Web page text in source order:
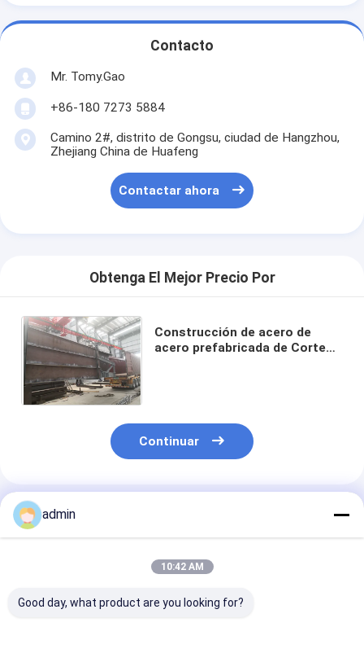
Contacto
Mr. Tomy.Gao
+86-180 7273 5884
Camino 2#, distrito de Gongsu, ciudad de Hangzhou,
Zhejiang China de Huafeng
Contactar ahora
Obtenga El Mejor Precio Por
Construcción de acero de
acero prefabricada de Corten
Continuar
Productos Recomendados
admin
10:42 AM
Good day, what product are you looking for?